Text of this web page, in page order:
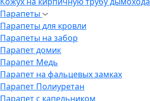
Парапеты
Парапеты для кровли
Парапеты на забор
Парапет домик
Парапет Медь
Парапет на фальцевых замках
Парапет Полиуретан
Парапет с капельником